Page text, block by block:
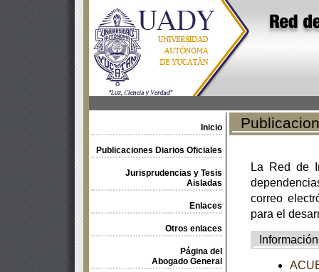
Inicio
Publicaciones Diarios Oficiales
Jurisprudencias y Tesis
Aisladas
Enlaces
Otros enlaces
Página del
Abogado General
La Red de
correo
para el
Información